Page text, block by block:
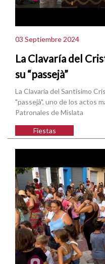
03 Septiembre 2024
La Clavaría del
su “passejà”
La Clavaría del Santísimo
"passejà", uno de los actos
Patronales de Mislata
Fiestas